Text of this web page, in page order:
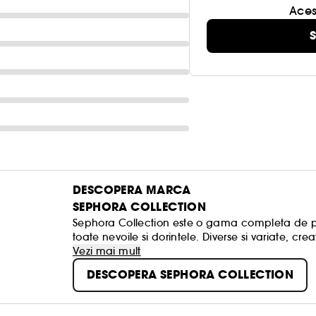
DESCOPERA MARCA
SEPHORA COLLECTION
Sephora Collection este o gama completa de
toate nevoile si dorintele. Diverse si variate,
autentica, aceste produse au fost create
tuturor, simpla, distractiva si intotdeauna in
Vezi mai mult
DESCOPERA SEPHORA COLLECTION